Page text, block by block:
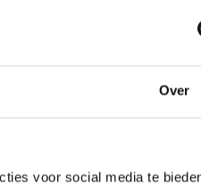
Over
voor social media te
behoud van sfeer én helderheid in